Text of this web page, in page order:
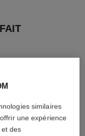
similaires
une expérience
des